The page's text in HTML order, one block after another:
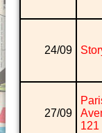
24/09
27/09
121